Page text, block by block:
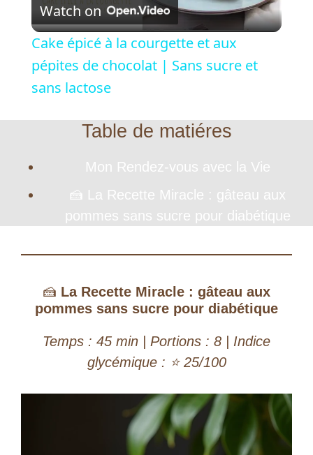
l
a
i
d
o
Watch on
Cake épicé à la courgette et aux
pépites de chocolat | Sans sucre et
sans lactose
Table de matiéres
​Mon Rendez-vous avec la Vie
🍰 La Recette Miracle : gâteau aux
pommes sans sucre pour diabétique
🍰 La Recette Miracle : gâteau aux
pommes sans sucre pour diabétique
Temps : 45 min | Portions : 8 | Indice
glycémique : ⭐ 25/100